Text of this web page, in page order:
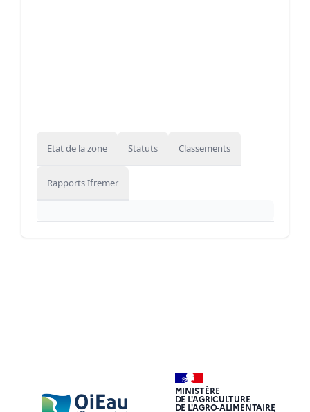
Etat de la zone Statuts Classements
Rapports Ifremer
MINISTÈRE
DE L'AGRICULTURE
DE L'AGRO-ALIMENTAIRE